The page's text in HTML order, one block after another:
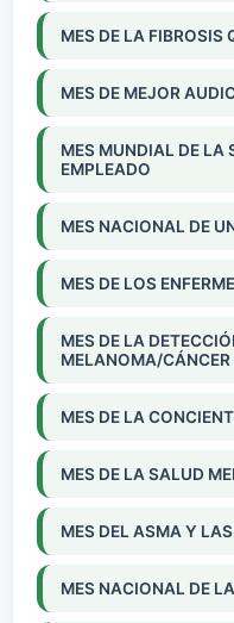
MES DE LA FIBROSIS
MES DE MEJOR
MES MUNDIAL DE LA
EMPLEADO
MES NACIONAL DE
MES DE LOS
MES DE LA
MELANOMA/CÁNCER
MES DE LA
MES DE LA SALUD
MES DEL ASMA Y
MES NACIONAL DE